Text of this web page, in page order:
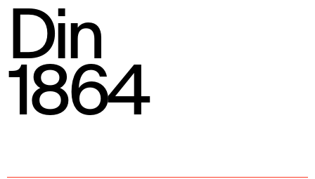
Din
1864